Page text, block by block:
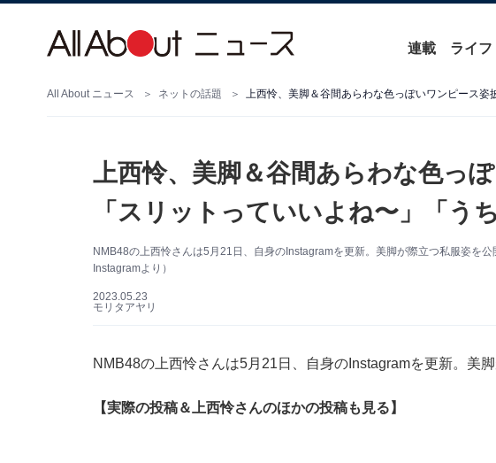
連載 ライフ
All About ニュース ネットの話題 上西怜、美脚＆谷間あらわな色っぽいワンピース姿
上西怜、美脚＆谷間あらわな色っ
「スリットっていいよね〜」「う
NMB48の上西怜さんは5月21日、自身のInstagramを更新。美脚が際立つ私服姿を
Instagramより）
2023.05.23
モリタアヤリ
NMB48の上西怜さんは5月21日、自身のInstagramを更新。美
【実際の投稿＆上西怜さんのほかの投稿も見る】